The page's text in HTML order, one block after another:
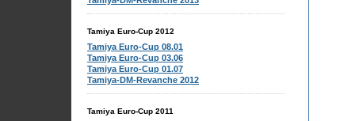
Tamiya Euro-Cup 2012
Tamiya Euro-Cup 08.01
Tamiya Euro-Cup 03.06
Tamiya Euro-Cup 01.07
Tamiya-DM-Revanche 2012
Tamiya Euro-Cup 2011